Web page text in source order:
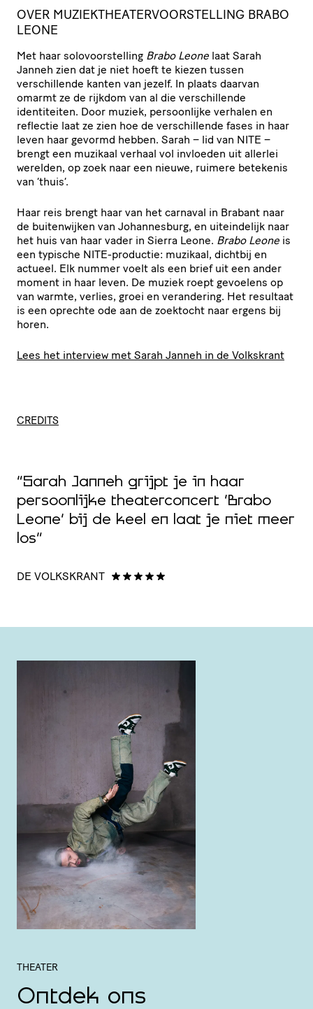
OVER MUZIEKTHEATERVOORSTELLING BRABO
LEONE
Met haar solovoorstelling Brabo Leone laat Sarah
Janneh zien dat je niet hoeft te kiezen tussen
verschillende kanten van jezelf. In plaats daarvan
omarmt ze de rijkdom van al die verschillende
identiteiten. Door muziek, persoonlijke verhalen en
reflectie laat ze zien hoe de verschillende fases in haar
leven haar gevormd hebben. Sarah – lid van NITE –
brengt een muzikaal verhaal vol invloeden uit allerlei
werelden, op zoek naar een nieuwe, ruimere betekenis
van ‘thuis’.
Haar reis brengt haar van het carnaval in Brabant naar
de buitenwijken van Johannesburg, en uiteindelijk naar
het huis van haar vader in Sierra Leone. Brabo Leone is
een typische NITE-productie: muzikaal, dichtbij en
actueel. Elk nummer voelt als een brief uit een ander
moment in haar leven. De muziek roept gevoelens op
van warmte, verlies, groei en verandering. Het resultaat
is een oprechte ode aan de zoektocht naar ergens bij
horen.
Lees het interview met Sarah Janneh in de Volkskrant
CREDITS
“Sarah Janneh grijpt je in haar
persoonlijke theaterconcert ‘Brabo
Leone’ bij de keel en laat je niet meer
los”
DE VOLKSKRANT
THEATER
Ontdek ons